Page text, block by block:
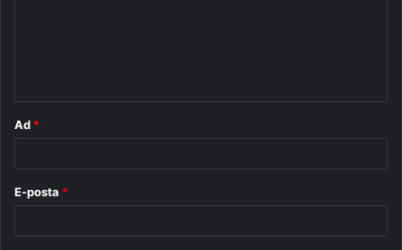
Ad *
E-posta *